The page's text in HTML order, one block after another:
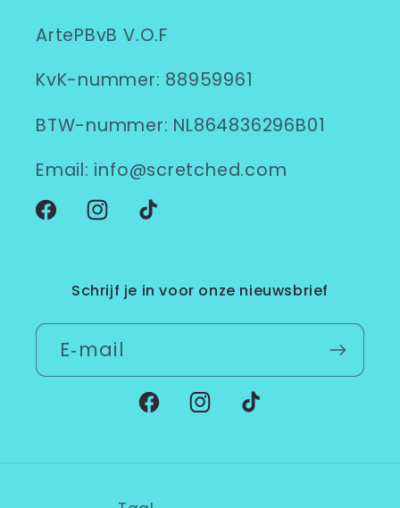
ArtePBvB V.O.F
KvK-nummer: 88959961
BTW-nummer: NL864836296B01
Email: info@scretched.com
FacebookInstagram
TikTok
Schrijf je in voor onze nieuwsbrief
E‑mail
FacebookInstagram
TikTok